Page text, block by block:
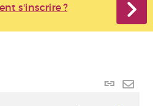
s'inscrire ?
Lien